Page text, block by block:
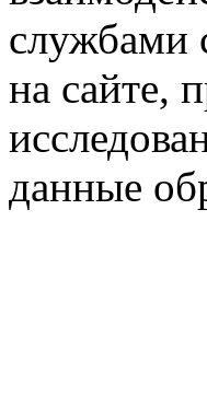
службами
на сайте,
данные